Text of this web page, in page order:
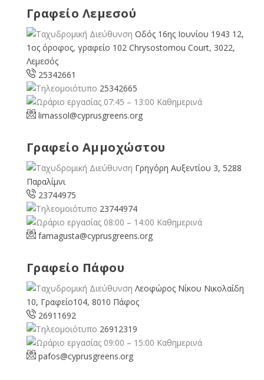
Γραφείο Λεμεσού
Οδός 16ης Ιουνίου 1943 12,
1ος όροφος, γραφείο 102 Chrysostomou Court, 3022,
Λεμεσός
25342661
25342665
07:45 – 13:00 Καθημερινά
limassol@cyprusgreens.org
Γραφείο Αμμοχώστου
Γρηγόρη Αυξεντίου 3, 5288
Παραλίμνι
23744975
23744974
08:00 – 14:00 Καθημερινά
famagusta@cyprusgreens.org
Γραφείο Πάφου
Λεοφώρος Νίκου Νικολαίδη
10, Γραφείο104, 8010 Πάφος
26911692
26912319
09:00 – 15:00 Καθημερινά
pafos@cyprusgreens.org